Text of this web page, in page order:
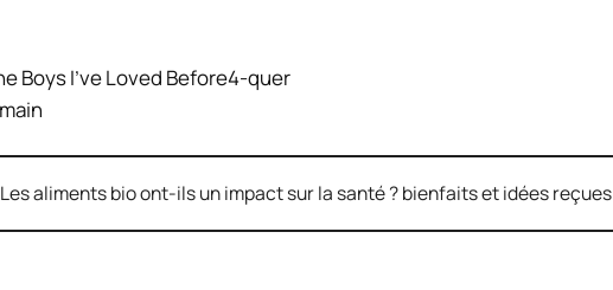
Les aliments bio ont-ils un impact sur la santé ? bienfaits et idées reçues